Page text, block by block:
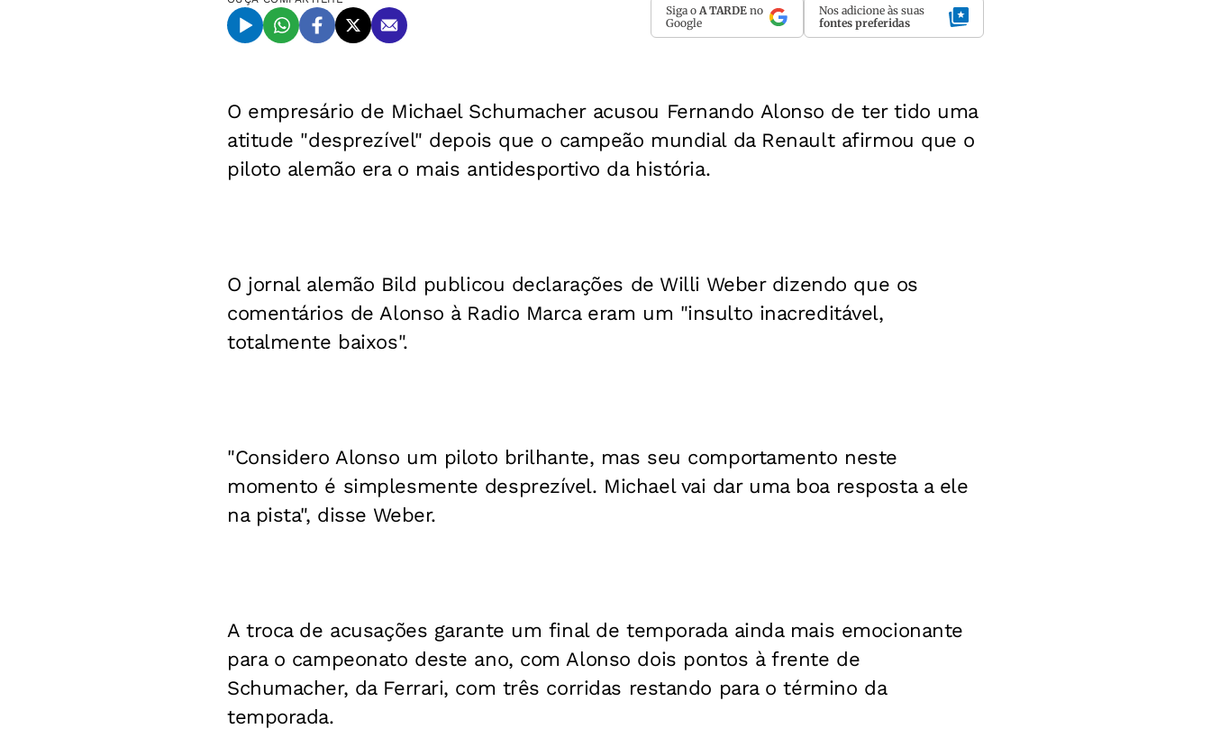
Siga o A TARDE no
Google
Nos adicione às suas
fontes preferidas
O empresário de Michael Schumacher acusou Fernando Alonso de ter tido uma
atitude "desprezível" depois que o campeão mundial da Renault afirmou que o
piloto alemão era o mais antidesportivo da história.
O jornal alemão Bild publicou declarações de Willi Weber dizendo que os
comentários de Alonso à Radio Marca eram um "insulto inacreditável,
totalmente baixos".
"Considero Alonso um piloto brilhante, mas seu comportamento neste
momento é simplesmente desprezível. Michael vai dar uma boa resposta a ele
na pista", disse Weber.
A troca de acusações garante um final de temporada ainda mais emocionante
para o campeonato deste ano, com Alonso dois pontos à frente de
Schumacher, da Ferrari, com três corridas restando para o término da
temporada.